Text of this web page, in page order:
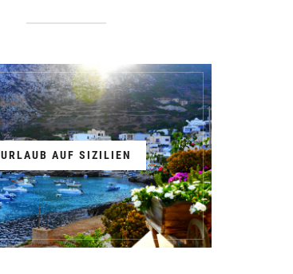
URLAUB AUF SIZILIEN